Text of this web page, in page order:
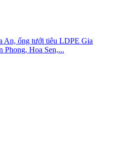
An, ống tưới tiêu LDPE Gia
Phong, Hoa Sen,...